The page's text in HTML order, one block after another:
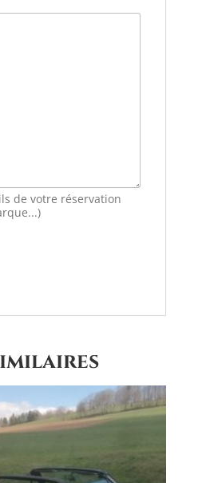
de votre réservation